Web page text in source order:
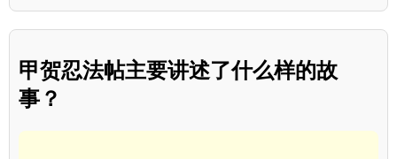
甲贺忍法帖主要讲述了什么样的故
事？